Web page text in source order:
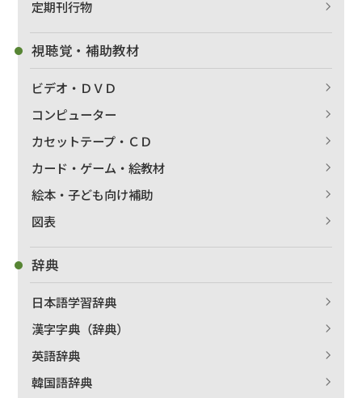
定期刊行物
視聴覚・補助教材
ビデオ・ＤＶＤ
コンピューター
カセットテープ・ＣＤ
カード・ゲーム・絵教材
絵本・子ども向け補助
図表
辞典
日本語学習辞典
漢字字典（辞典）
英語辞典
韓国語辞典